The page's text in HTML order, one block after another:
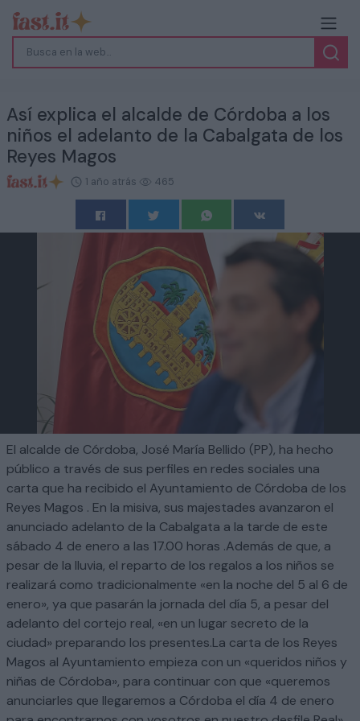
Así explica el alcalde de Córdoba a los
niños el adelanto de la Cabalgata de los
Reyes Magos
1 año atrás 465
El alcalde de Córdoba, José María Bellido (PP), ha hecho
público a través de sus perfiles en redes sociales una
carta que ha recibido el Ayuntamiento de Córdoba de los
Reyes Magos . En la misiva, sus majestades avanzaron el
anunciado adelanto de la Cabalgata a la tarde de este
sábado 4 de enero a las 17.00 horas .Además de que, a
pesar de la lluvia, el reparto de los regalos a los niños se
realizará como tradicionalmente «en la noche del 5 al 6 de
enero», ya que pasarán la jornada del día 5, a pesar del
adelanto del cortejo real, «en un lugar secreto de la
ciudad» preparando los presentes.La carta de los Reyes
Magos al Ayuntamiento empieza con un «queridos niños y
niñas de Córdoba», para continuar con que «queremos
anunciarles que llegaremos a Córdoba el día 4 de enero